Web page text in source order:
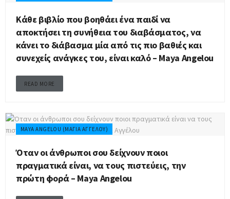
Κάθε βιβλίο που βοηθάει ένα παιδί να
αποκτήσει τη συνήθεια του διαβάσματος, να
κάνει το διάβασμα μία από τις πιο βαθιές και
συνεχείς ανάγκες του, είναι καλό – Maya Angelou
READ MORE
MAYA ANGELOU (ΜΆΓΙΑ ΑΓΓΈΛΟΥ)
Όταν οι άνθρωποι σου δείχνουν ποιοι
πραγματικά είναι, να τους πιστεύεις, την
πρώτη φορά – Maya Angelou